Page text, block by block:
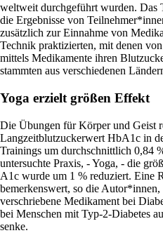
weltweit durchgeführt wurden. Das
die Ergebnisse von
zusätzlich zur Einnahme von
Technik praktizierten, mit denen
mittels Medikamente ihren
stammten aus verschiedenen
Yoga erzielt größen Effekt
Die Übungen für Körper und Geist
Langzeitblutzuckerwert HbA1c in
Trainings um durchschnittlich 0,84
untersuchte Praxis, - Yoga, - die
A1c wurde um 1 % reduziert. Eine
bemerkenswert, so die
verschriebene Medikament bei
bei Menschen mit Typ-2-Diabetes
senke.